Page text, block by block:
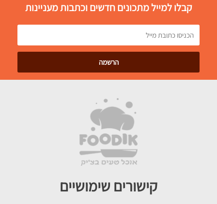
קבלו למייל מתכונים חדשים וכתבות מעניינות
קישורים שימושיים